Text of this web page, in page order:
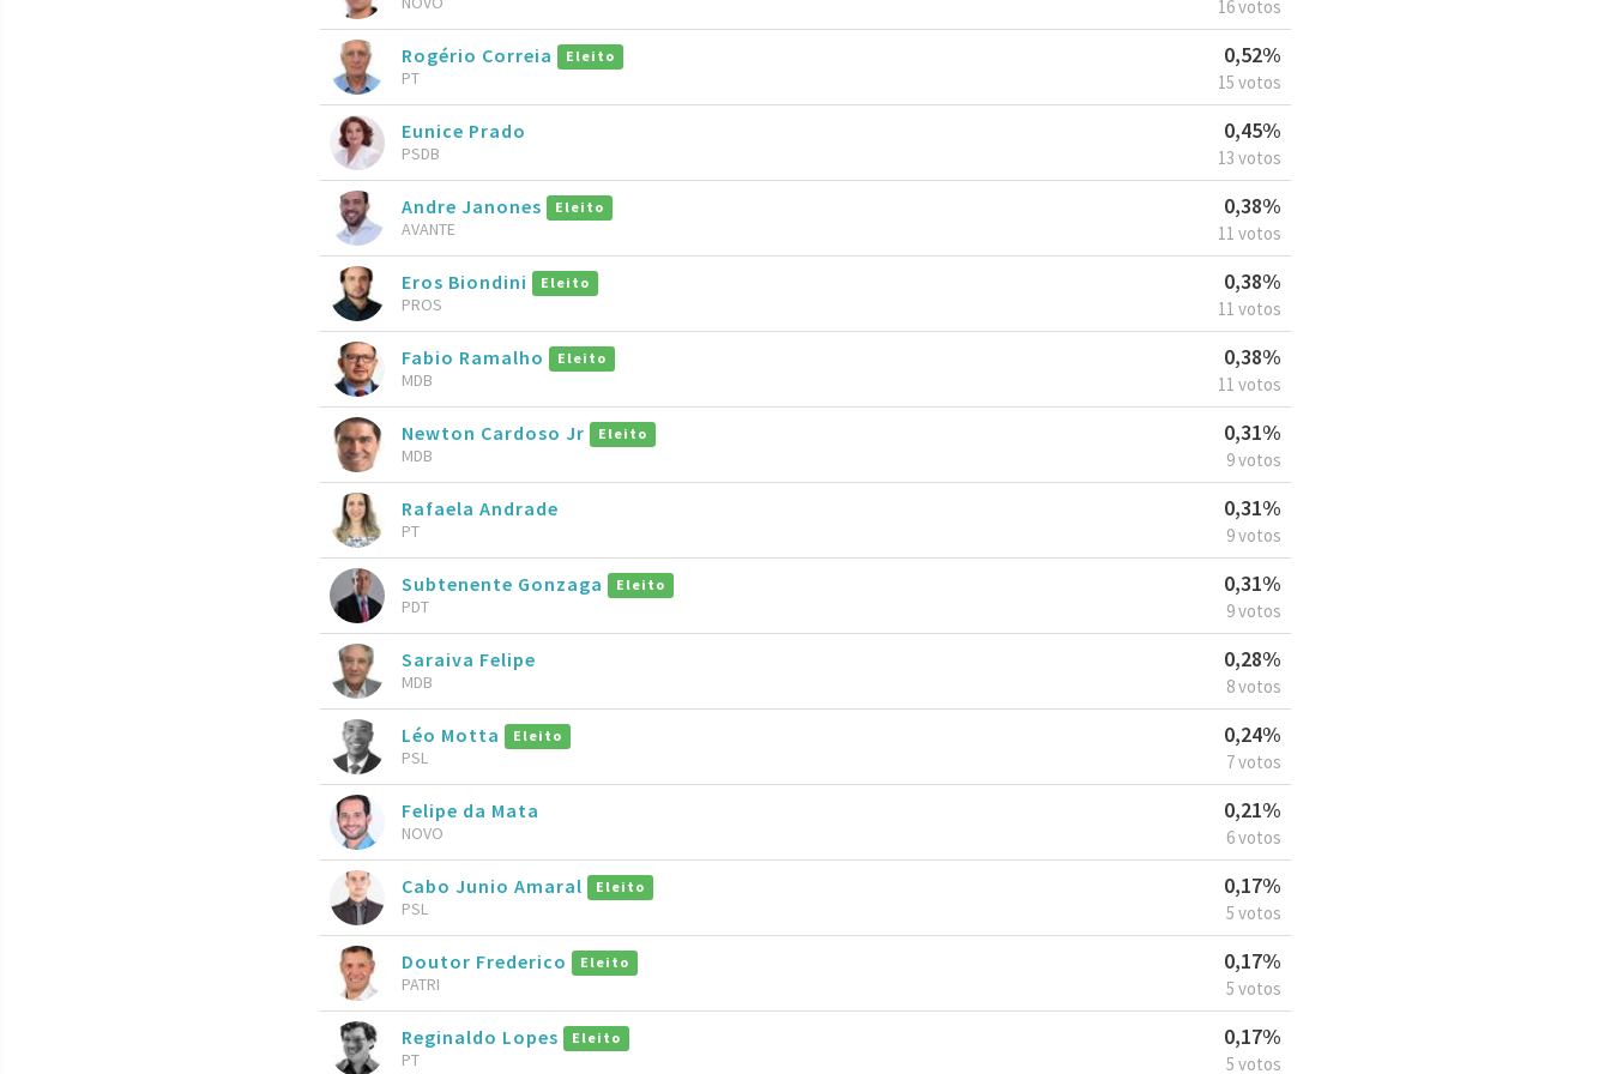
16 votos
Rogério Correia Eleito
PT
0,52%
15 votos
Eunice Prado
PSDB
0,45%
13 votos
Andre Janones Eleito
AVANTE
0,38%
11 votos
Eros Biondini Eleito
PROS
0,38%
11 votos
Fabio Ramalho Eleito
MDB
0,38%
11 votos
Newton Cardoso Jr Eleito
MDB
0,31%
9 votos
Rafaela Andrade
PT
0,31%
9 votos
Subtenente Gonzaga Eleito
PDT
0,31%
9 votos
Saraiva Felipe
MDB
0,28%
8 votos
Léo Motta Eleito
PSL
0,24%
7 votos
Felipe da Mata
NOVO
0,21%
6 votos
Cabo Junio Amaral Eleito
PSL
0,17%
5 votos
Doutor Frederico Eleito
PATRI
0,17%
5 votos
Reginaldo Lopes Eleito
PT
0,17%
5 votos